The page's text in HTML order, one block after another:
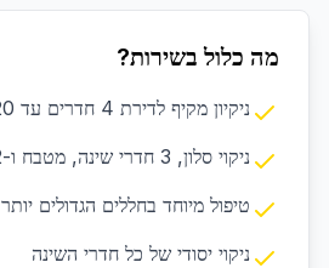
מה כלול בשירות?
ניקיון מקיף לדירת 4 חדרים עד 120 מ"ר
ניקוי סלון, 3 חדרי שינה, מטבח ו-2 שירותים
טיפול מיוחד בחללים הגדולים יותר
ניקוי יסודי של כל חדרי השינה